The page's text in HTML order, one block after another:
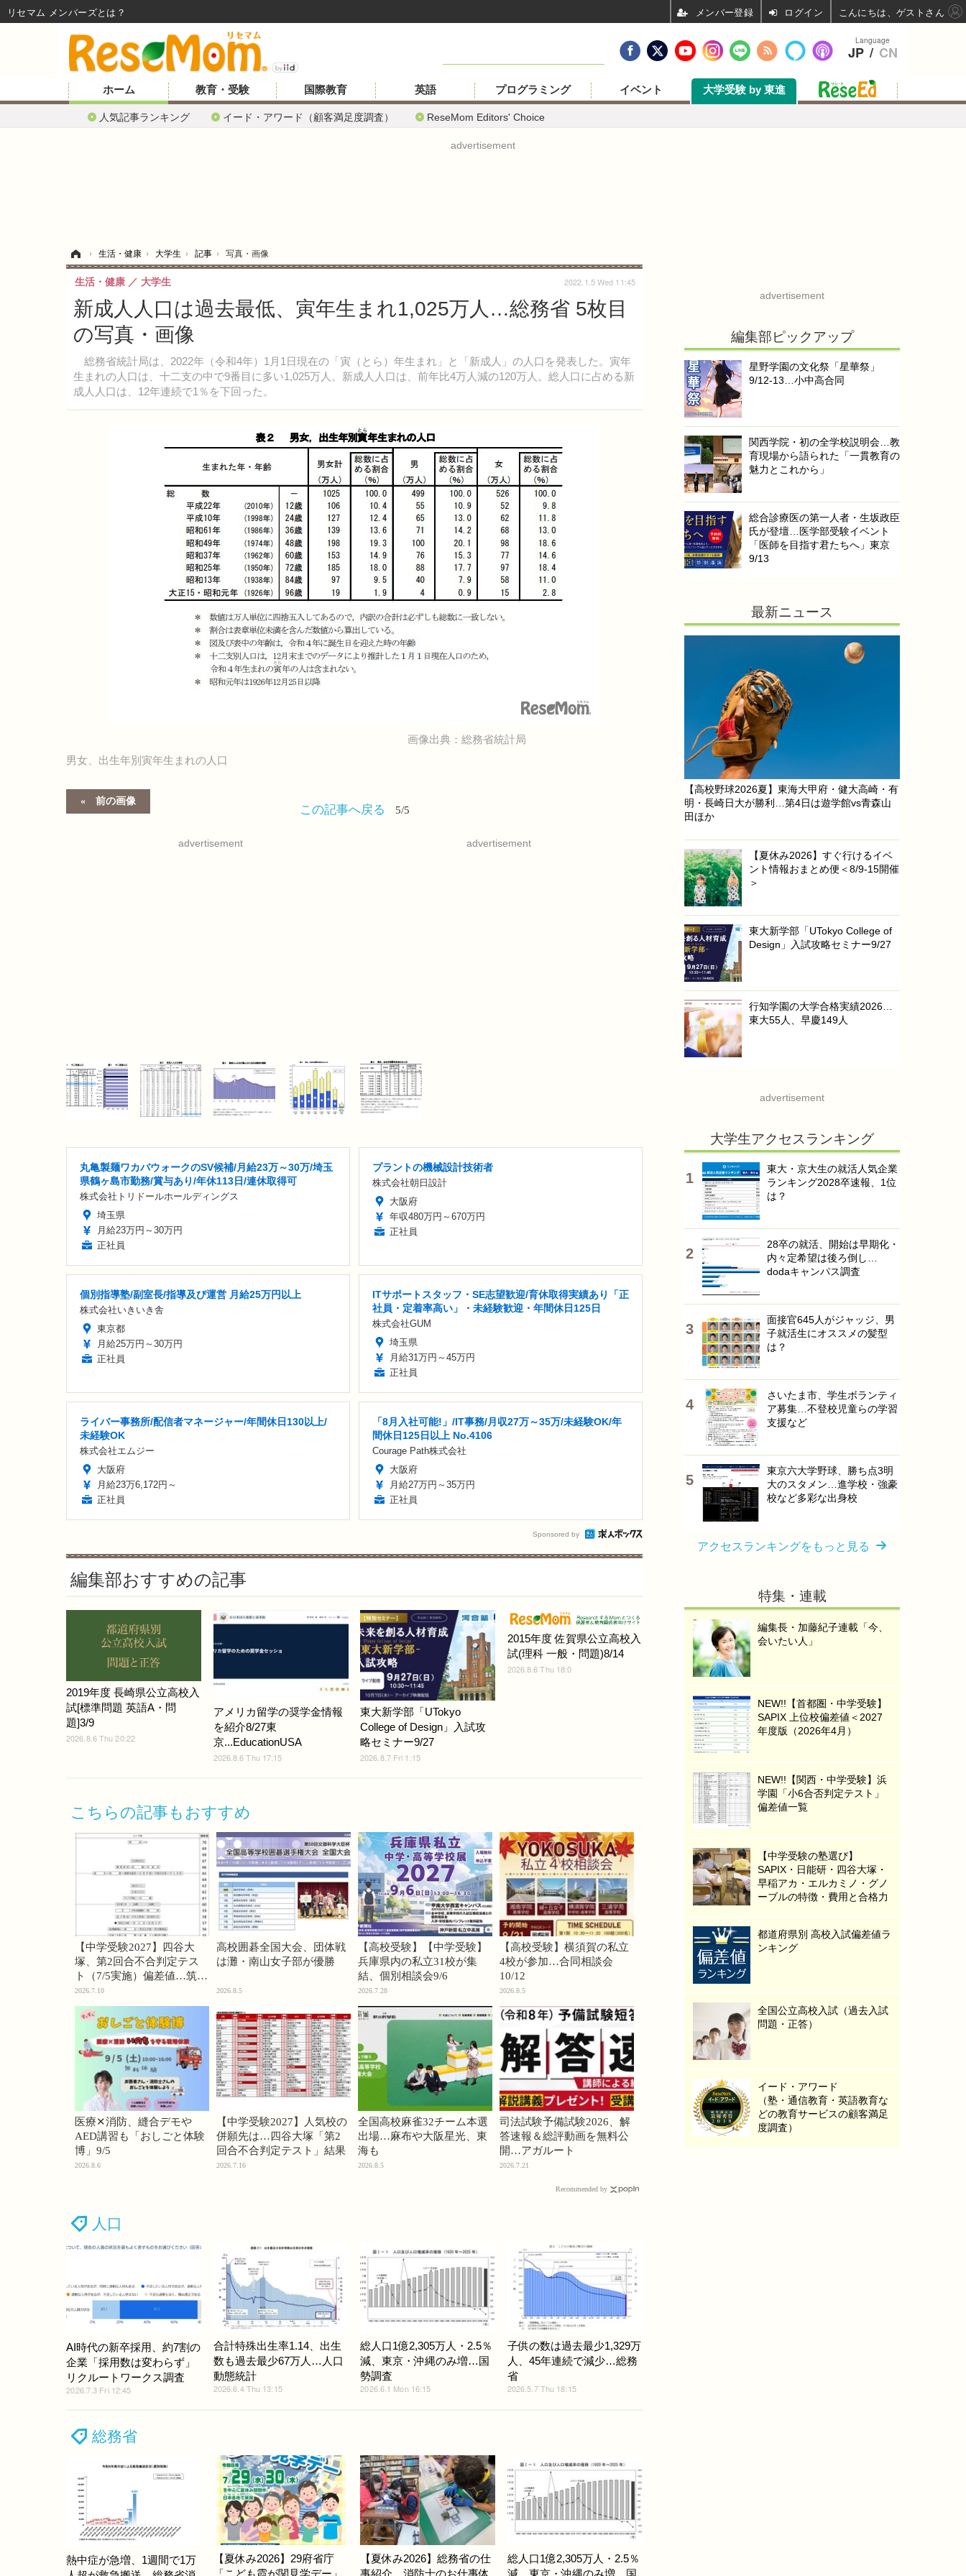
ホーム
人気記事ランキング イード・アワード（顧客満足度調査） ReseMom Editors' Choice
教育・受験 国際教育 英語 プログラミング イベント 大学受験 by 東進
advertisement
› 生活・健康 › 大学生 › 記事 › 写真・画像
新成人人口は過去最低、寅年生まれ1,025万人…総務省 5枚目
の写真・画像
総務省統計局は、2022年（令和4年）1月1日現在の「寅（とら）年生まれ」と「新成人」の人口を発表した。寅年
生まれの人口は、十二支の中で9番目に多い1,025万人。新成人人口は、前年比4万人減の120万人。総人口に占める新
成人人口は、12年連続で1％を下回った。
生活・健康 大学生 2022.1.5 Wed 11:45
画像出典：総務省統計局
男女、出生年別寅年生まれの人口
前の画像
この記事へ戻る 5/5
advertisement advertisement
丸亀製麺ワカバウォークのSV候補/月給23万～30万/埼玉
県鶴ヶ島市勤務/賞与あり/年休113日/連休取得可
株式会社トリドールホールディングス
埼玉県
月給23万円～30万円
正社員
プラントの機械設計技術者
株式会社朝日設計
大阪府
年収480万円～670万円
正社員
個別指導塾/副室長/指導及び運営 月給25万円以上
株式会社いきいき舎
東京都
月給25万円～30万円
正社員
ITサポートスタッフ・SE志望歓迎/育休取得実績あり「正
社員・定着率高い」・未経験歓迎・年間休日125日
株式会社GUM
埼玉県
月給31万円～45万円
正社員
ライバー事務所/配信者マネージャー/年間休日130以上/
未経験OK
株式会社エムジー
大阪府
月給23万6,172円～
正社員
「8月入社可能!」/IT事務/月収27万～35万/未経験OK/年
間休日125日以上 No.4106
Courage Path株式会社
大阪府
月給27万円～35万円
正社員
Sponsored by
編集部おすすめの記事
2019年度 長崎県公立高校入
試[標準問題 英語A・問
題]3/9
2026.8.6 Thu 20:22
アメリカ留学の奨学金情報
を紹介8/27東
京...EducationUSA
2026.8.6 Thu 17:15
東大新学部「UTokyo
College of Design」入試攻
略セミナー9/27
2026.8.7 Fri 1:15
2015年度 佐賀県公立高校入
試(理科 一般・問題)8/14
2026.8.6 Thu 18:0
こちらの記事もおすすめ
【中学受験2027】四谷大
塚、第2回合不合判定テス
ト（7/5実施）偏差値…筑駒
74・桜蔭70＜PR＞
2026.7.10
高校囲碁全国大会、団体戦
は灘・南山女子部が優勝
2026.8.5
【高校受験】【中学受験】
兵庫県内の私立31校が集
結、個別相談会9/6
2026.7.28
【高校受験】横須賀の私立
4校が参加…合同相談会
10/12
2026.8.5
医療✕消防、縫合デモや
AED講習も「おしごと体験
博」9/5
2026.8.6
【中学受験2027】人気校の
併願先は…四谷大塚「第2
回合不合判定テスト」結果
2026.7.16
全国高校麻雀32チーム本選
出場…麻布や大阪星光、東
海も
2026.8.5
司法試験予備試験2026、解
答速報＆総評動画を無料公
開…アガルート
2026.7.21
Recommended by
人口
AI時代の新卒採用、約7割の
企業「採用数は変わらず」
リクルートワークス調査
2026.7.3 Fri 12:45
合計特殊出生率1.14、出生
数も過去最少67万人…人口
動態統計
2026.6.4 Thu 13:15
総人口1億2,305万人・2.5％
減、東京・沖縄のみ増…国
勢調査
2026.6.1 Mon 16:15
子供の数は過去最少1,329万
人、45年連続で減少…総務
省
2026.5.7 Thu 18:15
総務省
熱中症が急増、1週間で1万
【夏休み2026】29府省庁
「こども霞が関見学デー」
【夏休み2026】総務省の仕
事紹介、消防士のお仕事体
総人口1億2,305万人・2.5％
減、東京・沖縄のみ増…国
advertisement
編集部ピックアップ
星野学園の文化祭「星華祭」
9/12-13…小中高合同
関西学院・初の全学校説明会…教
育現場から語られた「一貫教育の
魅力とこれから」
総合診療医の第一人者・生坂政臣
氏が登壇…医学部受験イベント
「医師を目指す君たちへ」東京
9/13
最新ニュース
【高校野球2026夏】東海大甲府・健大高崎・有
明・長崎日大が勝利…第4日は遊学館vs青森山
田ほか
【夏休み2026】すぐ行けるイベ
ント情報おまとめ便＜8/9-15開催
＞
東大新学部「UTokyo College of
Design」入試攻略セミナー9/27
行知学園の大学合格実績2026…
東大55人、早慶149人
advertisement
大学生アクセスランキング
東大・京大生の就活人気企業
ランキング2028卒速報、1位
は？
28卒の就活、開始は早期化・
内々定希望は後ろ倒し…
dodaキャンパス調査
面接官645人がジャッジ、男
子就活生にオススメの髪型
は？
さいたま市、学生ボランティ
ア募集…不登校児童らの学習
支援など
東京六大学野球、勝ち点3明
大のスタメン…進学校・強豪
校など多彩な出身校
アクセスランキングをもっと見る
特集・連載
編集長・加藤紀子連載「今、
会いたい人」
NEW!!【首都圏・中学受験】
SAPIX 上位校偏差値＜2027
年度版（2026年4月）
NEW!!【関西・中学受験】浜
学園「小6合否判定テスト」
偏差値一覧
【中学受験の塾選び】
SAPIX・日能研・四谷大塚・
早稲アカ・エルカミノ・グノ
ーブルの特徴・費用と合格力
都道府県別 高校入試偏差値ラ
ンキング
全国公立高校入試（過去入試
問題・正答）
イード・アワード
（塾・通信教育・英語教育な
どの教育サービスの顧客満足
度調査）
Language
JP / CN
リセマム メンバーズ ログイン こんにちは、ゲストさん